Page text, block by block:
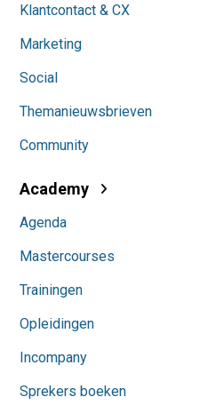
Klantcontact & CX
Marketing
Social
Themanieuwsbrieven
Community
Academy
Agenda
Mastercourses
Trainingen
Opleidingen
Incompany
Sprekers boeken